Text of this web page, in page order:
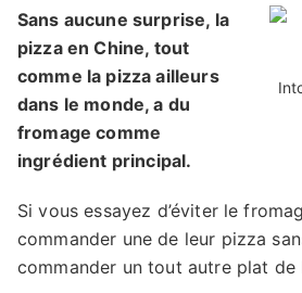
Sans aucune surprise, la
pizza en Chine, tout
comme la pizza ailleurs
dans le monde, a du
fromage comme
ingrédient principal.
Si vous essayez d’éviter le
commander une de leur pizza
commander un tout autre plat de